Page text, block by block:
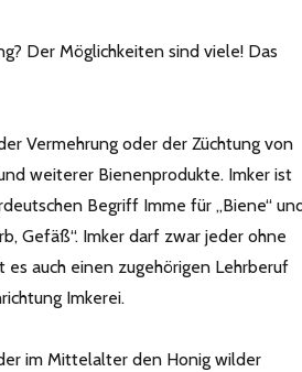
Der Möglichkeiten sind viele! Das
Vermehrung oder der Züchtung von
weiterer Bienenprodukte. Imker ist
Begriff Imme für „Biene“ und
Gefäß“. Imker darf zwar jeder ohne
auch einen zugehörigen Lehrberuf
Imkerei.
im Mittelalter den Honig wilder